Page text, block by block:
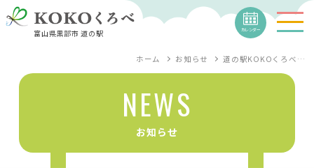
富山県黒部市 道の駅 カレンダー
NEWS
お知らせ
ホーム お知らせ 道の駅KOKOくろべ…